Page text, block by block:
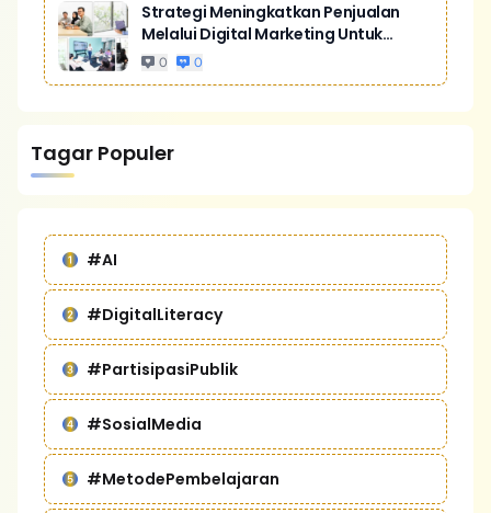
Strategi Meningkatkan Penjualan
Melalui Digital Marketing Untuk
Bisnis Yang Lebih Kompetitif
0 0
Tagar Populer
#AI
#DigitalLiteracy
#PartisipasiPublik
#SosialMedia
#MetodePembelajaran